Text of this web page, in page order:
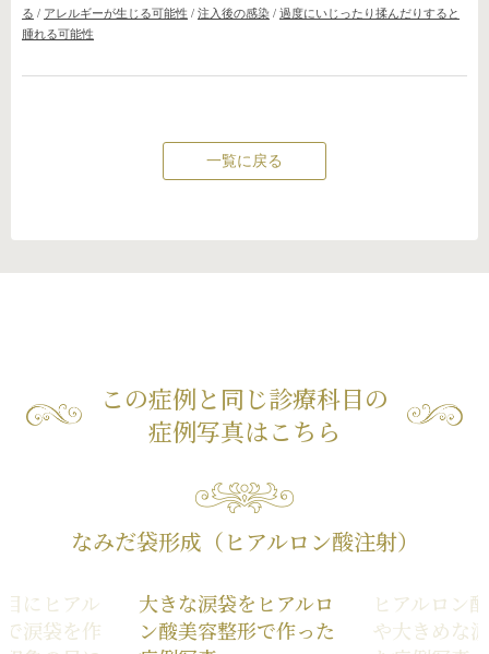
る / アレルギーが生じる可能性 / 注入後の感染 / 過度にいじったり揉んだりすると
腫れる可能性
一覧に戻る
この症例と同じ診療科目の
症例写真はこちら
なみだ袋形成（ヒアルロン酸注射）
にヒアル
涙袋を作
大きな涙袋をヒアルロ
ン酸美容整形で作った
ヒアルロン
や大きめな